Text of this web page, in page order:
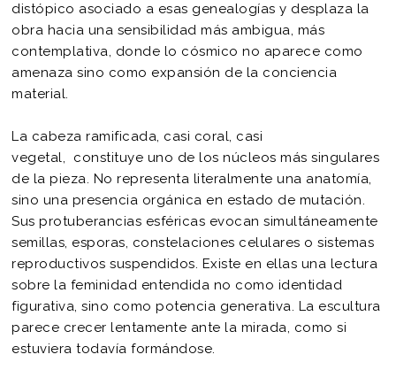
distópico asociado a esas genealogías y desplaza la
obra hacia una sensibilidad más ambigua, más
contemplativa, donde lo cósmico no aparece como
amenaza sino como expansión de la conciencia
material.
La cabeza ramificada, casi coral, casi
vegetal, constituye uno de los núcleos más singulares
de la pieza. No representa literalmente una anatomía,
sino una presencia orgánica en estado de mutación.
Sus protuberancias esféricas evocan simultáneamente
semillas, esporas, constelaciones celulares o sistemas
reproductivos suspendidos. Existe en ellas una lectura
sobre la feminidad entendida no como identidad
figurativa, sino como potencia generativa. La escultura
parece crecer lentamente ante la mirada, como si
estuviera todavía formándose.